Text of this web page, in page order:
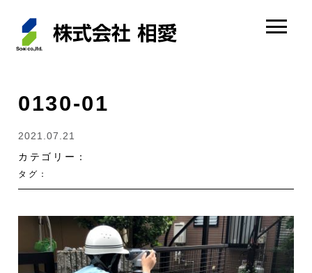
0130-01
2021.07.21
カテゴリー：
タグ：